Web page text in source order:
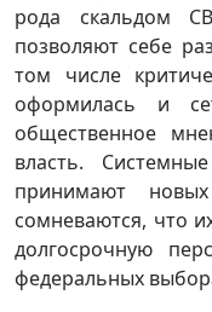
рода скальдом
позволяют себе
том числе
оформилась и
общественное
власть.
принимают
сомневаются, что
долгосрочную
федеральных